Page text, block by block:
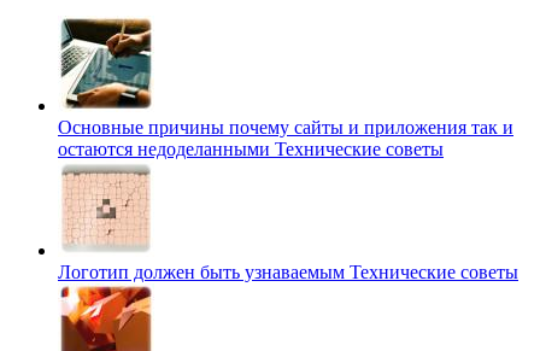
Основные причины почему сайты и приложения так и
остаются недоделанными Технические советы
Логотип должен быть узнаваемым Технические советы